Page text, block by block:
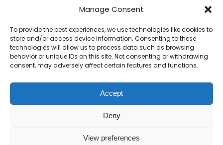
Manage Consent
To provide the best experiences, we use technologies like cookies to
store and/or access device information. Consenting to these
technologies will allow us to process data such as browsing
behavior or unique IDs on this site. Not consenting or withdrawing
consent, may adversely affect certain features and functions.
Accept
Deny
View preferences
Yttersåle
AirTech + TPU-Skin anti-
tretthet,
hydrokarbonbestandig
Fôring
SmellStop WeAreEco
antibakteriell
Hvorfor kjøpe fra RAM SVEIS?
Autorisert forhandler i Norge